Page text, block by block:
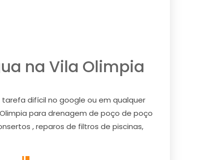
na Vila Olimpia
difícil no google ou em qualquer
para drenagem de poço de poço
, reparos de filtros de piscinas,